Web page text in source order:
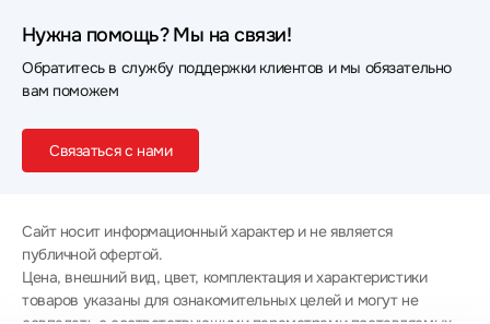
Нужна помощь? Мы на связи!
Обратитесь в службу поддержки клиентов и мы обязательно
вам поможем
Связаться с нами
Сайт носит информационный характер и не является
публичной офертой.
Цена, внешний вид, цвет, комплектация и характеристики
товаров указаны для ознакомительных целей и могут не